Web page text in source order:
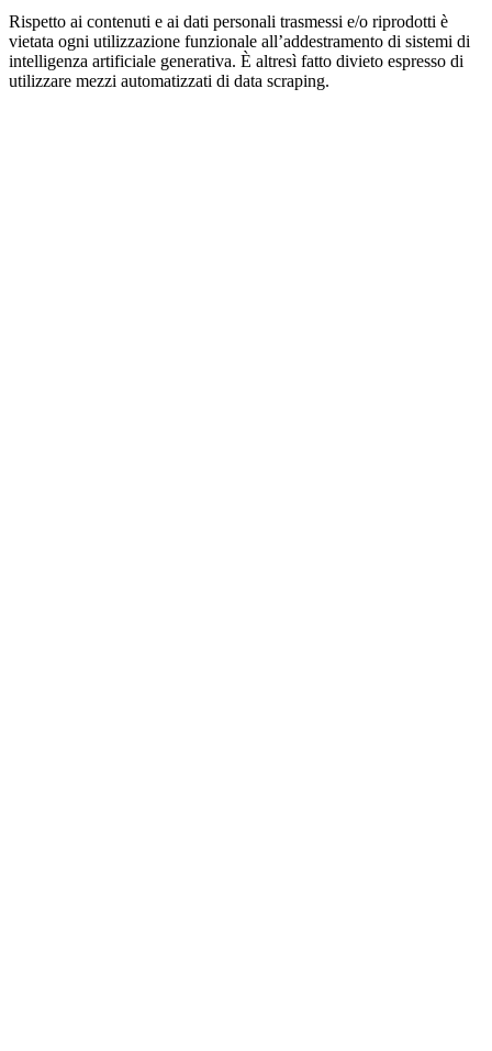
Rispetto ai contenuti e ai dati personali trasmessi e/o riprodotti è
vietata ogni utilizzazione funzionale all’addestramento di sistemi di
intelligenza artificiale generativa. È altresì fatto divieto espresso di
utilizzare mezzi automatizzati di data scraping.